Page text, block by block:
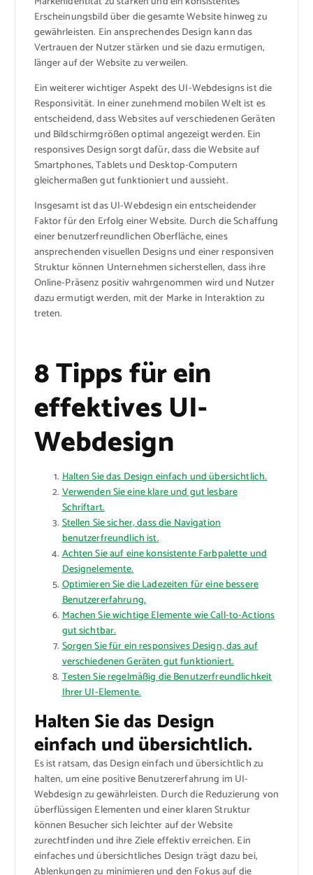
Erscheinungsbild über die gesamte Website hinweg zu
gewährleisten. Ein ansprechendes Design kann das
Vertrauen der Nutzer stärken und sie dazu ermutigen,
länger auf der Website zu verweilen.
Ein weiterer wichtiger Aspekt des UI-Webdesigns ist die
Responsivität. In einer zunehmend mobilen Welt ist es
entscheidend, dass Websites auf verschiedenen Geräten
und Bildschirmgrößen optimal angezeigt werden. Ein
responsives Design sorgt dafür, dass die Website auf
Smartphones, Tablets und Desktop-Computern
gleichermaßen gut funktioniert und aussieht.
Insgesamt ist das UI-Webdesign ein entscheidender
Faktor für den Erfolg einer Website. Durch die Schaffung
einer benutzerfreundlichen Oberfläche, eines
ansprechenden visuellen Designs und einer responsiven
Struktur können Unternehmen sicherstellen, dass ihre
Online-Präsenz positiv wahrgenommen wird und Nutzer
dazu ermutigt werden, mit der Marke in Interaktion zu
treten.
8 Tipps für ein
effektives UI-
Webdesign
Halten Sie das Design einfach und übersichtlich.
Verwenden Sie eine klare und gut lesbare
Schriftart.
Stellen Sie sicher, dass die Navigation
benutzerfreundlich ist.
Achten Sie auf eine konsistente Farbpalette und
Designelemente.
Optimieren Sie die Ladezeiten für eine bessere
Benutzererfahrung.
Machen Sie wichtige Elemente wie Call-to-Actions
gut sichtbar.
Sorgen Sie für ein responsives Design, das auf
verschiedenen Geräten gut funktioniert.
Testen Sie regelmäßig die Benutzerfreundlichkeit
Ihrer UI-Elemente.
Halten Sie das Design
einfach und übersichtlich.
Es ist ratsam, das Design einfach und übersichtlich zu
halten, um eine positive Benutzererfahrung im UI-
Webdesign zu gewährleisten. Durch die Reduzierung von
überflüssigen Elementen und einer klaren Struktur
können Besucher sich leichter auf der Website
zurechtfinden und ihre Ziele effektiv erreichen. Ein
einfaches und übersichtliches Design trägt dazu bei,